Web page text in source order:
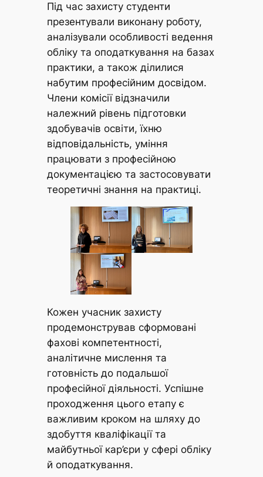
Під час захисту студенти
презентували виконану роботу,
аналізували особливості ведення
обліку та оподаткування на базах
практики, а також ділилися
набутим професійним досвідом.
Члени комісії відзначили
належний рівень підготовки
здобувачів освіти, їхню
відповідальність, уміння
працювати з професійною
документацією та застосовувати
теоретичні знання на практиці.
Кожен учасник захисту
продемонстрував сформовані
фахові компетентності,
аналітичне мислення та
готовність до подальшої
професійної діяльності. Успішне
проходження цього етапу є
важливим кроком на шляху до
здобуття кваліфікації та
майбутньої кар’єри у сфері обліку
й оподаткування.